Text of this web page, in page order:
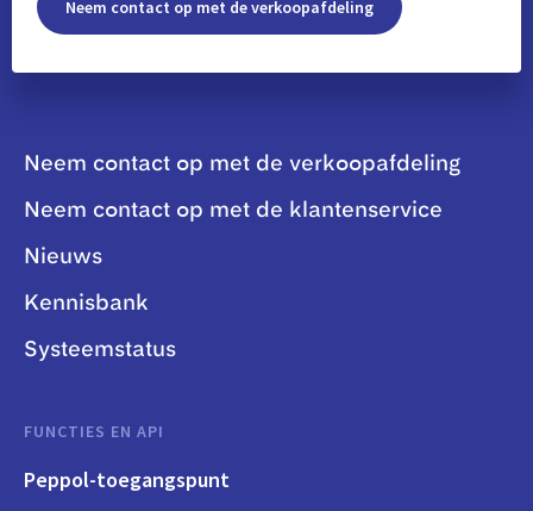
Neem contact op met de verkoopafdeling
Neem contact op met de verkoopafdeling
Neem contact op met de klantenservice
Nieuws
Kennisbank
Systeemstatus
FUNCTIES EN API
Peppol-toegangspunt